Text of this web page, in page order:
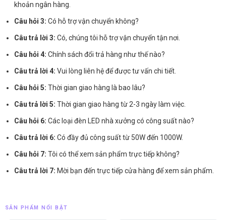
khoản ngân hàng.
Câu hỏi 3: Có hỗ trợ vận chuyển không?
Câu trả lời 3: Có, chúng tôi hỗ trợ vận chuyển tận nơi.
Câu hỏi 4: Chính sách đổi trả hàng như thế nào?
Câu trả lời 4: Vui lòng liên hệ để được tư vấn chi tiết.
Câu hỏi 5: Thời gian giao hàng là bao lâu?
Câu trả lời 5: Thời gian giao hàng từ 2-3 ngày làm việc.
Câu hỏi 6: Các loại đèn LED nhà xưởng có công suất nào?
Câu trả lời 6: Có đầy đủ công suất từ 50W đến 1000W.
Câu hỏi 7: Tôi có thể xem sản phẩm trực tiếp không?
Câu trả lời 7: Mời bạn đến trực tiếp cửa hàng để xem sản phẩm.
SẢN PHẨM NỔI BẬT